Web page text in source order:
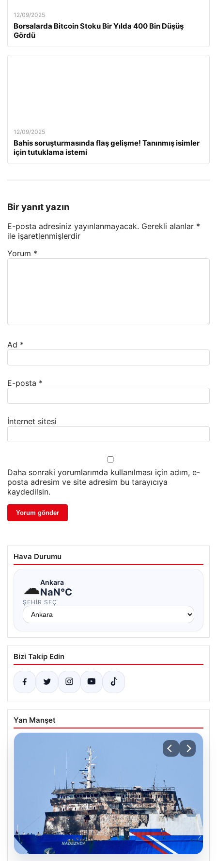
12/09/2025
Borsalarda Bitcoin Stoku Bir Yılda 400 Bin Düşüş
Gördü
12/09/2025
Bahis soruşturmasında flaş gelişme! Tanınmış isimler
için tutuklama istemi
Bir yanıt yazın
E-posta adresiniz yayınlanmayacak. Gerekli alanlar *
ile işaretlenmişlerdir
Yorum *
Ad *
E-posta *
İnternet sitesi
Daha sonraki yorumlarımda kullanılması için adım, e-
posta adresim ve site adresim bu tarayıcıya
kaydedilsin.
Hava Durumu
☁Ankara
NaN°C
ŞEHIR SEÇ
Bizi Takip Edin
Yan Manşet